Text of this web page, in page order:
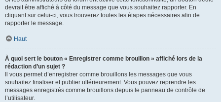
devrait être affiché à côté du message que vous souhaitez rapporter. En
cliquant sur celui-ci, vous trouverez toutes les étapes nécessaires afin de
rapporter le message.
Haut
À quoi sert le bouton « Enregistrer comme brouillon » affiché lors de la
rédaction d’un sujet ?
Il vous permet d’enregistrer comme brouillons les messages que vous
souhaitez finaliser et publier ultérieurement. Vous pouvez reprendre les
messages enregistrés comme brouillons depuis le panneau de contrôle de
l’utilisateur.